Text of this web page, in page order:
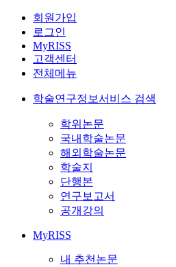
회원가입
로그인
MyRISS
고객센터
전체메뉴
학술연구정보서비스 검색
학위논문
국내학술논문
해외학술논문
학술지
단행본
연구보고서
공개강의
MyRISS
내 추천논문